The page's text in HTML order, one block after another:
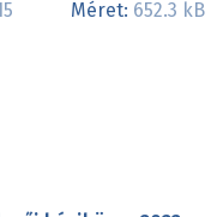
Méret: 652.3 kB